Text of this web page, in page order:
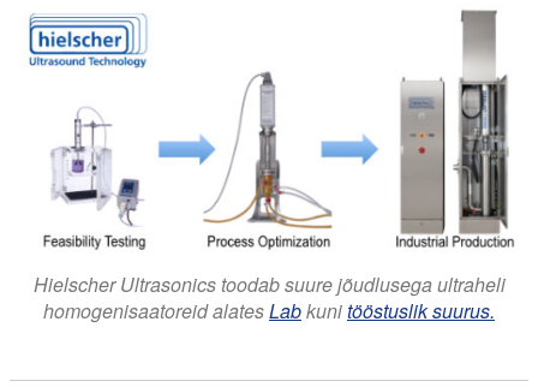
Hielscher Ultrasonics toodab suure jõudlusega ultraheli
homogenisaatoreid alatesLabkunitööstuslik suurus.